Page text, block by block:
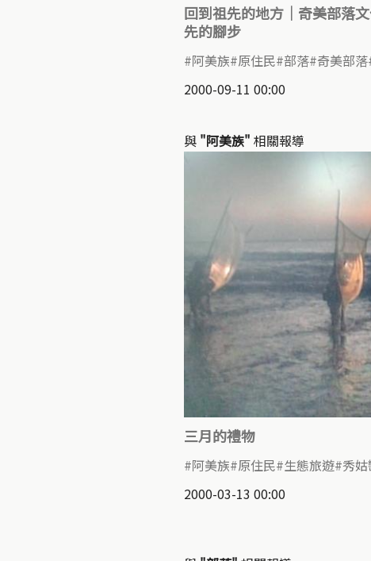
回到祖先的地方｜奇美部落
先的腳步
阿美族 原住民 部落 奇美部落
2000-09-11 00:00
與 "阿美族" 相關報導
三月的禮物
阿美族 原住民 生態旅遊 秀
2000-03-13 00:00